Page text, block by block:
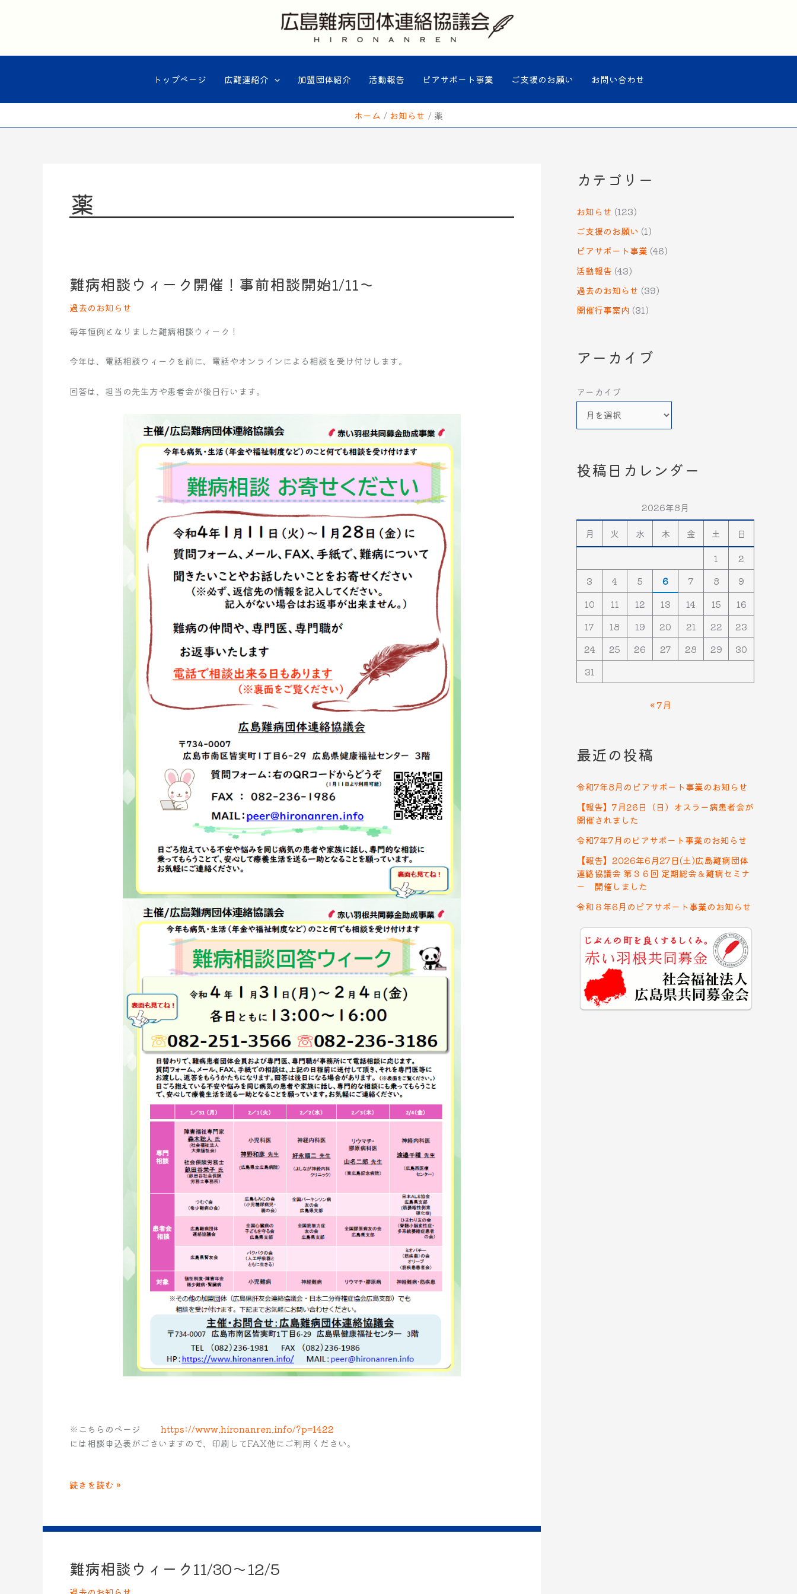
トップページ 広難連紹介 加盟団体紹介 活動報告 ピアサポート事業 ご支援のお願い お問い合わせ
ホーム お知らせ 薬
薬
難病相談ウィーク開催！事前相談開始1/11～
過去のお知らせ
毎年恒例となりました難病相談ウィーク！
今年は、電話相談ウィークを前に、電話やオンラインによる相談を受け付けします。
回答は、担当の先生方や患者会が後日行います。
※こちらのページ
https://www.hironanren.info/?p=1422
には相談申込表がごさいますので、印刷してFAX他にご利用ください。
難
病
相
ウ
ー
開
続きを読む »
難病相談ウィーク11/30～12/5
難
病
カテゴリー
お知らせ (123)
ご支援のお願い (1)
ピアサポート事業 (46)
活動報告 (43)
過去のお知らせ (39)
開催行事案内 (31)
アーカイブ
アーカイブ
投稿日カレンダー
2026年8月
月 火 水 木 金 土
日
1
2
3
4 5 6 7 8
9
10
11 12 13 14 15
16
17
18 19 20 21 22
23
24
25 26 27 28 29
30
31
« 7月
最近の投稿
令和7年8月のピアサポート事業のお知らせ
【報告】7月26日（日）オスラー病患者会が
開催されました
令和7年7月のピアサポート事業のお知らせ
【報告】2026年6月27日(土)広島難病団体
連絡協議会 第３６回 定期総会＆難病セミナ
ー 開催しました
令和８年6月のピアサポート事業のお知らせ